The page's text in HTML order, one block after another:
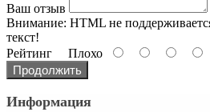
Ваш отзыв
Внимание: HTML не
текст!
Рейтинг Плохо
Продолжить
Информация